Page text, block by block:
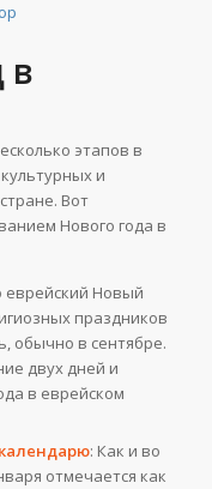
в
этапов в
и
Вот
Нового года в
еврейский Новый
праздников
обычно в сентябре.
двух дней и
в еврейском
: Как и во
отмечается как